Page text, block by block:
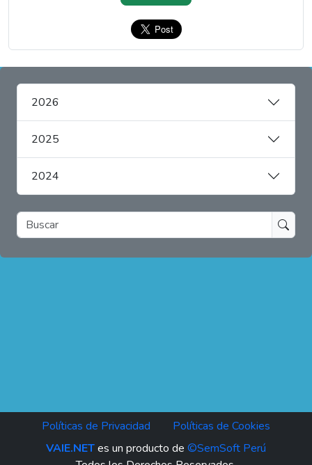
2026
2025
2024
Políticas de Privacidad
Políticas de Cookies
VAIE.NETes un producto de ©SemSoft Perú